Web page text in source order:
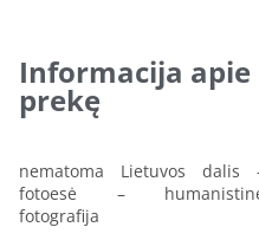
Informacija apie
prekę
nematoma Lietuvos dalis
fotoesė –
fotografija